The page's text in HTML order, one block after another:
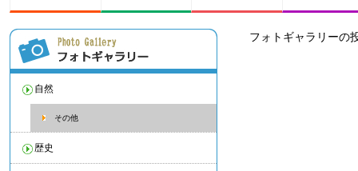
フォトギャラリーの
自然
その他
歴史